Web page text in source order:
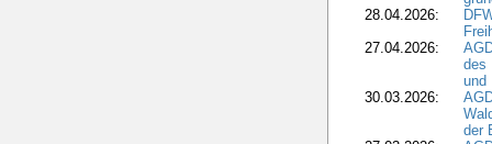
28.04.2026:
27.04.2026:
des
und
30.03.2026:
der